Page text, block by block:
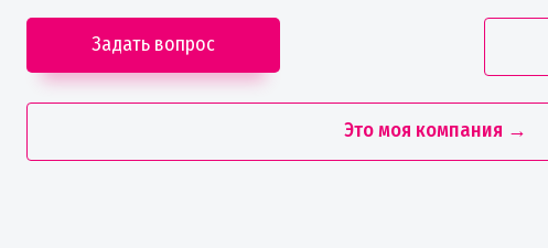
Задать вопрос
Это моя компания →